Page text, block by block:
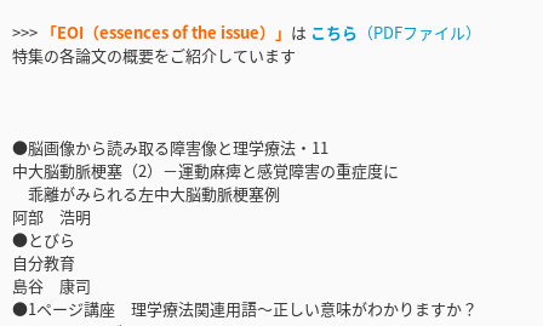
>>> 「EOI（essences of the issue）」 は こちら （PDFファイル）
特集の各論文の概要をご紹介しています
●脳画像から読み取る障害像と理学療法・11
中大脳動脈梗塞（2）－運動麻痺と感覚障害の重症度に
乖離がみられる左中大脳動脈梗塞例
阿部 浩明
●とびら
自分教育
島谷 康司
●1ページ講座 理学療法関連用語～正しい意味がわかりますか？